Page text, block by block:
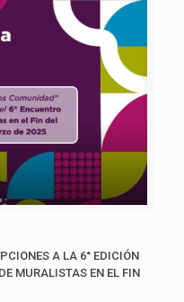
A LA 6° EDICIÓN
MURALISTAS EN EL FIN